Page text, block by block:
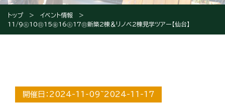
トップ
イベント情報
11/9㊏10㊐15㊎16㊏17㊐新築2棟＆リノベ2棟見学ツアー【仙台】
開催日： 2024-11-09 ~2024-11-17